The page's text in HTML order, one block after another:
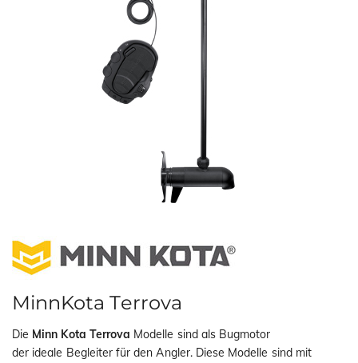
MinnKota Terrova
Die Minn Kota Terrova Modelle sind als Bugmotor
der ideale Begleiter für den Angler. Diese Modelle sind mit